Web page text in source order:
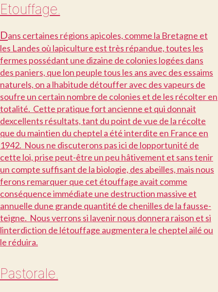
Etouffage.
Dans certaines régions apicoles, comme la Bretagne et
les Landes où lapiculture est très répandue, toutes les
fermes possédant une dizaine de colonies logées dans
des paniers, que lon peuple tous les ans avec des essaims
naturels, on a lhabitude détouffer avec des vapeurs de
soufre un certain nombre de colonies et de les récolter en
totalité. Cette pratique fort ancienne et qui donnait
dexcellents résultats, tant du point de vue de la récolte
que du maintien du cheptel a été interdite en France en
1942. Nous ne discuterons pas ici de lopportunité de
cette loi, prise peut-être un peu hâtivement et sans tenir
un compte suffisant de la biologie, des abeilles, mais nous
ferons remarquer que cet étouffage avait comme
conséquence immédiate une destruction massive et
annuelle dune grande quantité de chenilles de la fausse-
teigne. Nous verrons si lavenir nous donnera raison et si
linterdiction de létouffage augmentera le cheptel ailé ou
le réduira.
Pastorale.